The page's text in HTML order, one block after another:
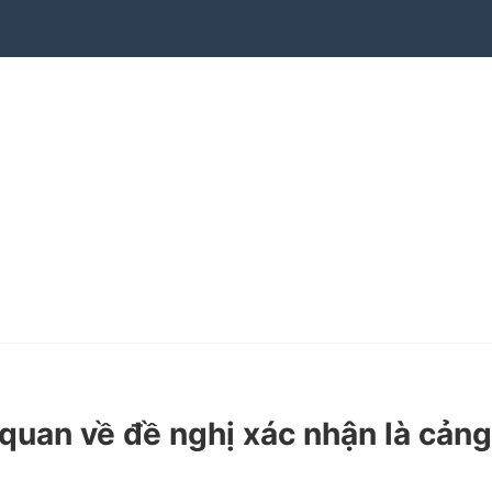
về đề nghị xác nhận là cảng